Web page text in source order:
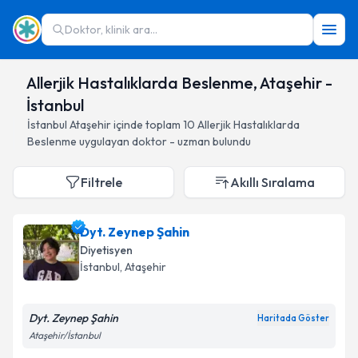
Doktor, klinik ara...
Allerjik Hastalıklarda Beslenme, Ataşehir -
İstanbul
İstanbul Ataşehiriçinde toplam 10 Allerjik Hastalıklarda
Beslenme uygulayan doktor - uzman bulundu
Filtrele Akıllı Sıralama
Dyt. Zeynep Şahin
Diyetisyen
İstanbul, Ataşehir
Dyt. Zeynep Şahin Haritada Göster
Ataşehir/İstanbul